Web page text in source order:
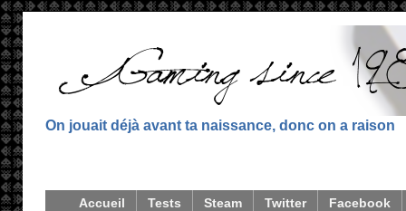
On jouait déjà avant ta naissance, donc on a raison
Accueil Tests Steam Twitter Facebook